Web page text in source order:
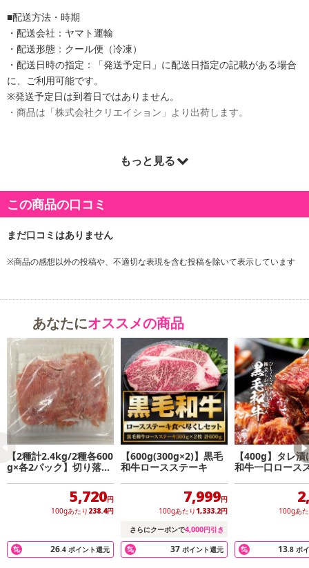
■配送方法・時期
・配送会社：ヤマト運輸
・配送形態：クール便（冷凍）
・配送日時の指定：「発送予定日」に配送日指定の記載がある場合
に、ご利用可能です。
※発送予定日は到着日ではありません。
・商品は「株式会社クリエイション」より出荷します。
もっと見る
この商品の口コミ
※商品の感想以外の投稿や、不適切な表現を含む投稿を除いて表示しています
あなたにオススメの商品
【2種計2.4kg/2種各600
g×各2パック】切り落と
し生ハムセット 冷凍
5,720円
100gあたり 238.4円
26.4 ポイント還元
【600g(300g×2)】黒毛
和牛ロースステーキ
7,999円
100gあたり 1,333.2円
さらにクーポンで4,000円引き
37 ポイント還元
【400g】タレ
和牛一口ロース
100gあ
13.8 ポ